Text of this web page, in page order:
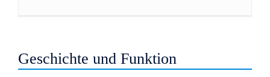
Geschichte und Funktion